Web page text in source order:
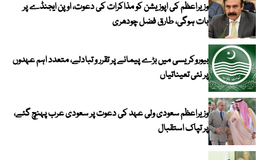
وزیراعظم کی اپوزیشن کو مذاکرات کی دعوت، اوپن ایجنڈے پر
بات ہوگی، طارق فضل چودھری
بیوروکریسی میں بڑے پیمانے پر تقرر و تبادلے، متعدد اہم عہدوں
پر نئی تعیناتیاں
وزیراعظم سعودی ولی عہد کی دعوت پر سعودی عرب پہنچ گئے،
پر تپاک استقبال